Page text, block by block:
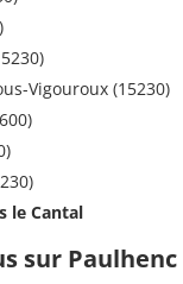
Vigouroux (15230)
le Cantal
sur Paulhenc